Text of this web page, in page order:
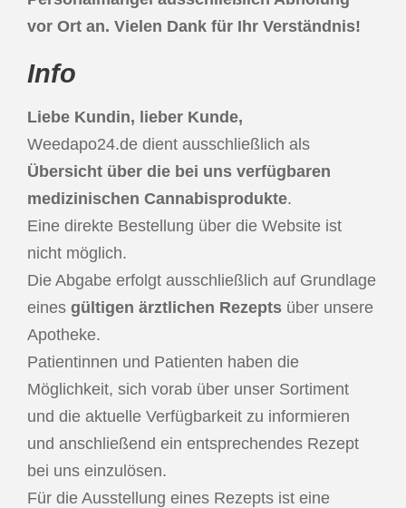
vor Ort an. Vielen Dank für Ihr Verständnis!
Info
Liebe Kundin, lieber Kunde,
Weedapo24.de dient ausschließlich als
Übersicht über die bei uns verfügbaren
medizinischen Cannabisprodukte.
Eine direkte Bestellung über die Website ist
nicht möglich.
Die Abgabe erfolgt ausschließlich auf Grundlage
eines gültigen ärztlichen Rezepts über unsere
Apotheke.
Patientinnen und Patienten haben die
Möglichkeit, sich vorab über unser Sortiment
und die aktuelle Verfügbarkeit zu informieren
und anschließend ein entsprechendes Rezept
bei uns einzulösen.
Für die Ausstellung eines Rezepts ist eine